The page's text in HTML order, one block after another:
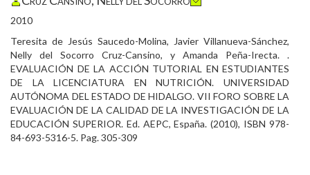
2010
Teresita de Jesús Saucedo-Molina, Javier Villanueva-Sánchez,
Nelly del Socorro Cruz-Cansino, y Amanda Peña-Irecta. .
EVALUACIÓN DE LA ACCIÓN TUTORIAL EN ESTUDIANTES
DE LA LICENCIATURA EN NUTRICIÓN. UNIVERSIDAD
AUTÓNOMA DEL ESTADO DE HIDALGO. VII FORO SOBRE LA
EVALUACIÓN DE LA CALIDAD DE LA INVESTIGACIÓN DE LA
EDUCACIÓN SUPERIOR. Ed. AEPC, España. (2010), ISBN 978-
84-693-5316-5. Pag. 305-309